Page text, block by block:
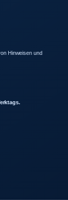
Hinweisen und